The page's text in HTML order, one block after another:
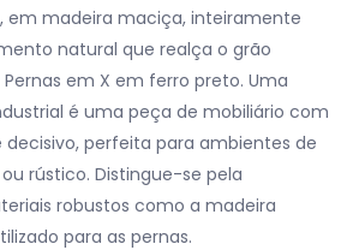
em madeira maciça, inteiramente
natural que realça o grão
em X em ferro preto. Uma
é uma peça de mobiliário com
perfeita para ambientes de
rústico. Distingue-se pela
robustos como a madeira
para as pernas.